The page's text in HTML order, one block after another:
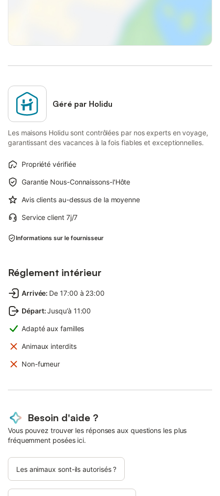
Géré par Holidu
Les maisons Holidu sont contrôlées par nos experts en voyage,
garantissant des vacances à la fois fiables et exceptionnelles.
Propriété vérifiée
Garantie Nous-Connaissons-l'Hôte
Avis clients au-dessus de la moyenne
Service client 7j/7
Informations sur le fournisseur
Réglement intérieur
Arrivée: De 17:00 à 23:00
Départ:Jusqu’à 11:00
Adapté aux familles
Animaux interdits
Non-fumeur
Besoin d'aide ?
Vous pouvez trouver les réponses aux questions les plus
fréquemment posées ici.
Les animaux sont-ils autorisés ?